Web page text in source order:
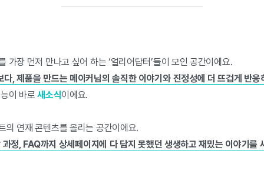
가장 먼저 만나고 싶어 하는 ‘얼리어답터’들이 모인 공간이에요.
다, 제품을 만드는 메이커님의 솔직한 이야기와 진정성에 더 뜨겁게 반응
이 바로새소식이에요.
의 연재 콘텐츠를 올리는 공간이에요.
정, FAQ까지 상세페이지에 다 담지 못했던 생생하고 재밌는 이야기를